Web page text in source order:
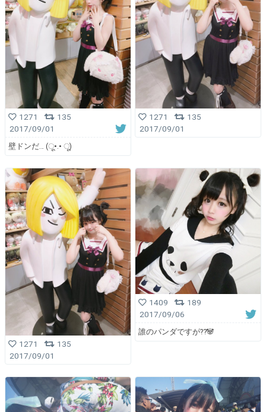
1271
135
2017/09/01
壁ドンだ… (ू•.• ू)
1271
135
2017/09/01
1271
135
2017/09/01
1409
189
2017/09/06
誰のパンダですが⁇🐼